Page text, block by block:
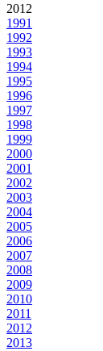
2012
1991
1992
1993
1994
1995
1996
1997
1998
1999
2000
2001
2002
2003
2004
2005
2006
2007
2008
2009
2010
2011
2012
2013